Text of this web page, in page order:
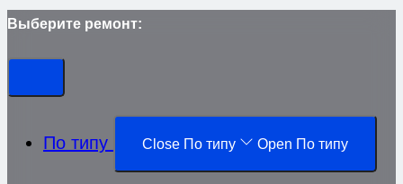
Выберите ремонт:
По типу Close По типу Open По типу